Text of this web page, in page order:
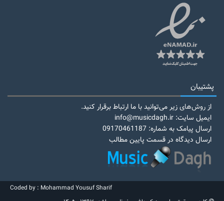
پشتیبان
ازروش‌هایزیر می‌توانید با ما ارتباط برقرار کنید.
ایمیل سایت: info@musicdagh.ir
ارسال پیامک به شماره: 09170461187
ارسال دیدگاه در قسمت پایین مطالب
Coded by : Mohammad Yousuf Sharif